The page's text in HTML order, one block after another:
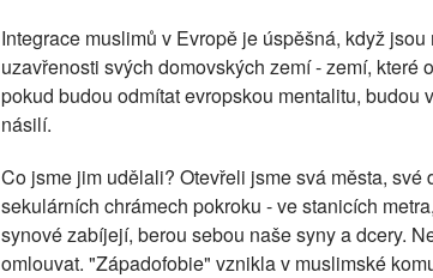
Integrace muslimů v Evropě je úspěšná, když
uzavřenosti svých domovských zemí - zemí,
pokud budou odmítat evropskou mentalitu, budou
násilí.
Co jsme jim udělali? Otevřeli jsme svá města, své
sekulárních chrámech pokroku - ve stanicích
synové zabíjejí, berou sebou naše syny a dcery.
omlouvat. "Západofobie" vznikla v muslimské